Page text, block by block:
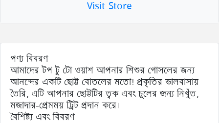
Visit Store
পণ্য বিবরণ
আমাদের টপ টু টো ওয়াশ আপনার শিশুর গোসলের জন্য
আনন্দের একটি ছোট্ট বোতলের মতো! প্রকৃতির ভালবাসায়
তৈরি, এটি আপনার ছোট্টটির ত্বক এবং চুলের জন্য নিখুঁত,
মজাদার-প্রেমময় ট্রিট প্রদান করে।
বৈশিষ্ট্য এবং বিবরণ